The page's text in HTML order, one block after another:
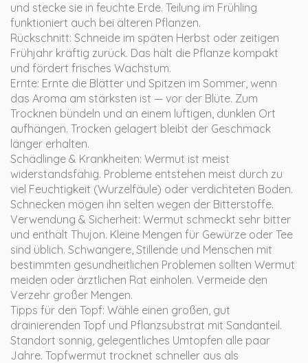
und stecke sie in feuchte Erde. Teilung im Frühling
funktioniert auch bei älteren Pflanzen.
Rückschnitt: Schneide im späten Herbst oder zeitigen
Frühjahr kräftig zurück. Das hält die Pflanze kompakt
und fördert frisches Wachstum.
Ernte: Ernte die Blätter und Spitzen im Sommer, wenn
das Aroma am stärksten ist — vor der Blüte. Zum
Trocknen bündeln und an einem luftigen, dunklen Ort
aufhängen. Trocken gelagert bleibt der Geschmack
länger erhalten.
Schädlinge & Krankheiten: Wermut ist meist
widerstandsfähig. Probleme entstehen meist durch zu
viel Feuchtigkeit (Wurzelfäule) oder verdichteten Boden.
Schnecken mögen ihn selten wegen der Bitterstoffe.
Verwendung & Sicherheit: Wermut schmeckt sehr bitter
und enthält Thujon. Kleine Mengen für Gewürze oder Tee
sind üblich. Schwangere, Stillende und Menschen mit
bestimmten gesundheitlichen Problemen sollten Wermut
meiden oder ärztlichen Rat einholen. Vermeide den
Verzehr großer Mengen.
Tipps für den Topf: Wähle einen großen, gut
drainierenden Topf und Pflanzsubstrat mit Sandanteil.
Standort sonnig, gelegentliches Umtopfen alle paar
Jahre. Topfwermut trocknet schneller aus als